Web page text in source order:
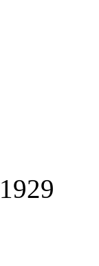
1929